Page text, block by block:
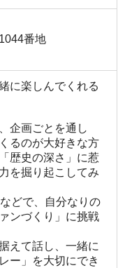
番地
に楽しんでくれる
企画ごとを通し
るのが大好きな方
歴史の深さ」に惹
を掘り起こしてみ
どで、自分なりの
ンづくり」に挑戦
えて話し、一緒に
ー」を大切にでき